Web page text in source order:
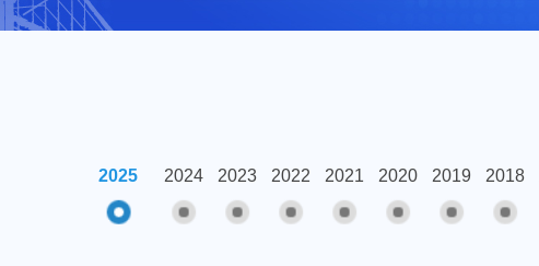
2025 2024 2023 2022 2021 2020 2019 2018